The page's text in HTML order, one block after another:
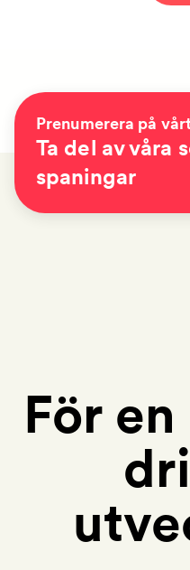
Prenumerera på
Ta del av våra
spaningar
För
1